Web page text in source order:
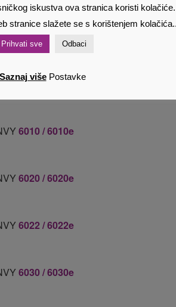
Plus 4210
6000
6010 / 6010e
6020 / 6020e
6022 / 6022e
6030 / 6030e
iskustva ova stranica koristi kolačiće.
stranice slažete se s korištenjem
Prihvati sve Odbaci
Saznaj više Postavke